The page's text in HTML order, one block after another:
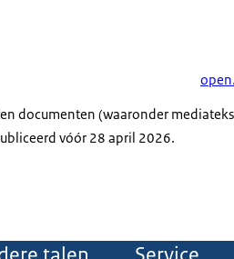
documenten (waaronder
vóór 28 april 2026.